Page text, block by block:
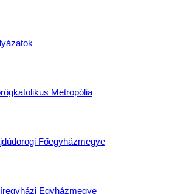
Metropólia
Főegyházmegye
Egyházmegye